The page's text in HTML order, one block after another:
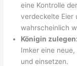
eine Kontrolle
verdeckelte Eier
wahrscheinlich
Königin zulegen:
Imker eine
und einsetzen.